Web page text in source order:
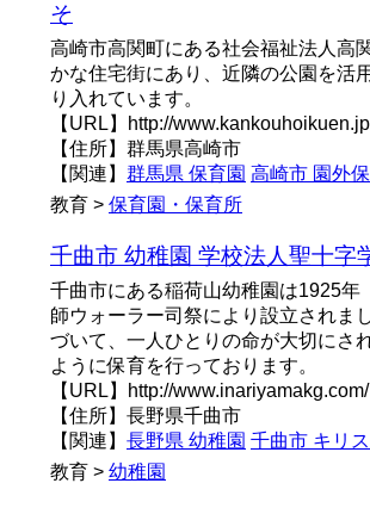
そ
高崎市高関町にある社会福祉法人高
かな住宅街にあり、近隣の公園を活
り入れています。
【URL】http://
【住所】群馬県高崎市
【関連】 群馬県 保育園 高崎市 園外
教育 > 保育園・保育所
千曲市 幼稚園 学校法人聖十字
千曲市にある稲荷山幼稚園は1925年
師ウォーラー司祭により設立されま
づいて、一人ひとりの命が大切にさ
ように保育を行っております。
【URL】http://www.inariyamakg.com/
【住所】長野県千曲市
【関連】 長野県 幼稚園 千曲市 キリ
教育 > 幼稚園